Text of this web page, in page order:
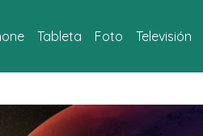
Tableta Foto Televisión